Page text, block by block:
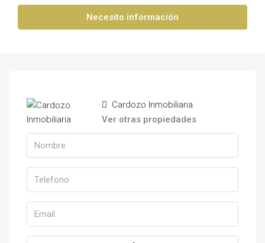
Necesito información
Cardozo Inmobiliaria
Ver otras propiedades